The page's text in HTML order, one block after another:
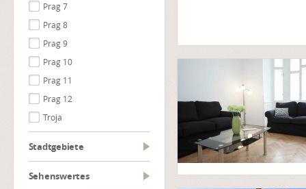
Prag 7
Prag 8
Prag 9
Prag 10
Prag 11
Prag 12
Troja
Stadtgebiete
Sehenswertes